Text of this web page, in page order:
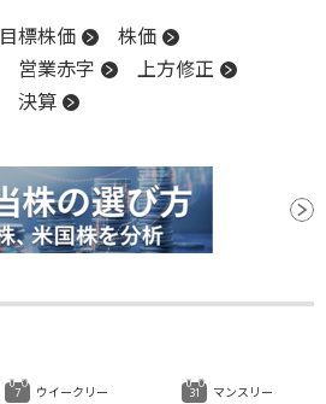
目標株価
株価
営業赤字
上方修正
決算
ウイークリー マンスリー